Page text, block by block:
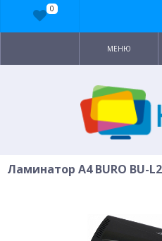
МЕНЮ
Ламинатор A4 BURO BU-
0